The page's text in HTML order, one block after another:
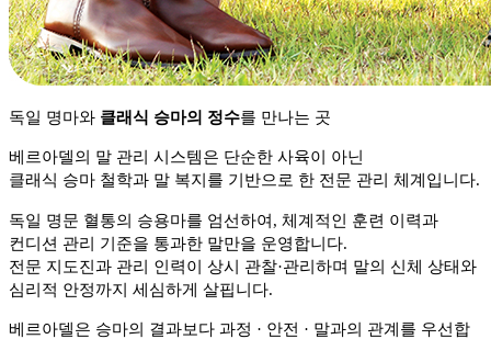
독일 명마와 클래식 승마의 정수를 만나는 곳
베르아델의 말 관리 시스템은 단순한 사육이 아닌
클래식 승마 철학과 말 복지를 기반으로 한 전문 관리 체계입니다.
독일 명문 혈통의 승용마를 엄선하여, 체계적인 훈련 이력과
컨디션 관리 기준을 통과한 말만을 운영합니다.
전문 지도진과 관리 인력이 상시 관찰·관리하며 말의 신체 상태와
심리적 안정까지 세심하게 살핍니다.
베르아델은 승마의 결과보다 과정 · 안전 · 말과의 관계를 우선합